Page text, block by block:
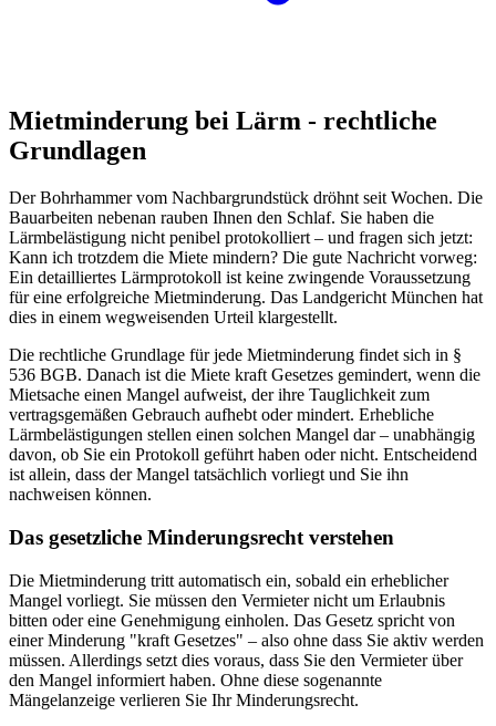
Mietminderung bei Lärm - rechtliche
Grundlagen
Der Bohrhammer vom Nachbargrundstück dröhnt seit Wochen. Die
Bauarbeiten nebenan rauben Ihnen den Schlaf. Sie haben die
Lärmbelästigung nicht penibel protokolliert – und fragen sich jetzt:
Kann ich trotzdem die Miete mindern? Die gute Nachricht vorweg:
Ein detailliertes Lärmprotokoll ist keine zwingende Voraussetzung
für eine erfolgreiche Mietminderung. Das Landgericht München hat
dies in einem wegweisenden Urteil klargestellt.
Die rechtliche Grundlage für jede Mietminderung findet sich in §
536 BGB. Danach ist die Miete kraft Gesetzes gemindert, wenn die
Mietsache einen Mangel aufweist, der ihre Tauglichkeit zum
vertragsgemäßen Gebrauch aufhebt oder mindert. Erhebliche
Lärmbelästigungen stellen einen solchen Mangel dar – unabhängig
davon, ob Sie ein Protokoll geführt haben oder nicht. Entscheidend
ist allein, dass der Mangel tatsächlich vorliegt und Sie ihn
nachweisen können.
Das gesetzliche Minderungsrecht verstehen
Die Mietminderung tritt automatisch ein, sobald ein erheblicher
Mangel vorliegt. Sie müssen den Vermieter nicht um Erlaubnis
bitten oder eine Genehmigung einholen. Das Gesetz spricht von
einer Minderung "kraft Gesetzes" – also ohne dass Sie aktiv werden
müssen. Allerdings setzt dies voraus, dass Sie den Vermieter über
den Mangel informiert haben. Ohne diese sogenannte
Mängelanzeige verlieren Sie Ihr Minderungsrecht.